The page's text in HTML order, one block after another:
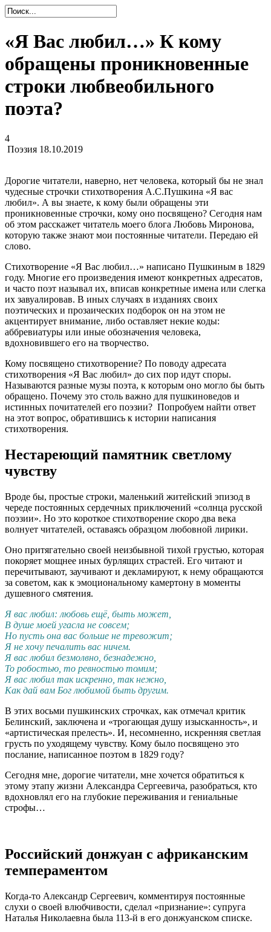
«Я Вас любил…» К кому
обращены проникновенные
строки любвеобильного
поэта?
4
Поэзия 18.10.2019
Дорогие читатели, наверно, нет человека, который бы не знал
чудесные строчки стихотворения А.С.Пушкина «Я вас
любил». А вы знаете, к кому были обращены эти
проникновенные строчки, кому оно посвящено? Сегодня нам
об этом расскажет читатель моего блога Любовь Миронова,
которую также знают мои постоянные читатели. Передаю ей
слово.
Стихотворение «Я Вас любил…» написано Пушкиным в 1829
году. Многие его произведения имеют конкретных адресатов,
и часто поэт называл их, вписав конкретные имена или слегка
их завуалировав. В иных случаях в изданиях своих
поэтических и прозаических подборок он на этом не
акцентирует внимание, либо оставляет некие коды:
аббревиатуры или иные обозначения человека,
вдохновившего его на творчество.
Кому посвящено стихотворение? По поводу адресата
стихотворения «Я Вас любил» до сих пор идут споры.
Называются разные музы поэта, к которым оно могло бы быть
обращено. Почему это столь важно для пушкиноведов и
истинных почитателей его поэзии? Попробуем найти ответ
на этот вопрос, обратившись к истории написания
стихотворения.
Нестареющий памятник светлому
чувству
Вроде бы, простые строки, маленький житейский эпизод в
череде постоянных сердечных приключений «солнца русской
поэзии». Но это короткое стихотворение скоро два века
волнует читателей, оставаясь образцом любовной лирики.
Оно притягательно своей неизбывной тихой грустью, которая
покоряет мощнее иных бурлящих страстей. Его читают и
перечитывают, заучивают и декламируют, к нему обращаются
за советом, как к эмоциональному камертону в моменты
душевного смятения.
Я вас любил: любовь ещё, быть может,
В душе моей угасла не совсем;
Но пусть она вас больше не тревожит;
Я не хочу печалить вас ничем.
Я вас любил безмолвно, безнадежно,
То робостью, то ревностью томим;
Я вас любил так искренно, так нежно,
Как дай вам Бог любимой быть другим.
В этих восьми пушкинских строчках, как отмечал критик
Белинский, заключена и «трогающая душу изысканность», и
«артистическая прелесть». И, несомненно, искренняя светлая
грусть по уходящему чувству. Кому было посвящено это
послание, написанное поэтом в 1829 году?
Сегодня мне, дорогие читатели, мне хочется обратиться к
этому этапу жизни Александра Сергеевича, разобраться, кто
вдохновлял его на глубокие переживания и гениальные
строфы…
Российский донжуан с африканским
темпераментом
Когда-то Александр Сергеевич, комментируя постоянные
слухи о своей влюбчивости, сделал «признание»: супруга
Наталья Николаевна была 113-й в его донжуанском списке.